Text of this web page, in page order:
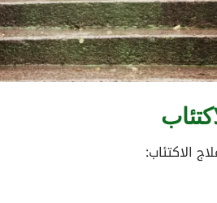
الاكتئاب: